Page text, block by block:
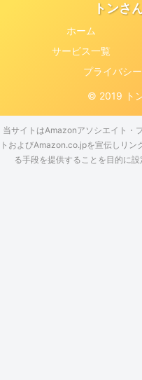
トンさ
ホーム
サービス一覧
プライバシ
© 2019 ト
当サイトはAmazonアソシエイト・
トおよびAmazon.co.jpを宣伝しリン
る手段を提供することを目的に